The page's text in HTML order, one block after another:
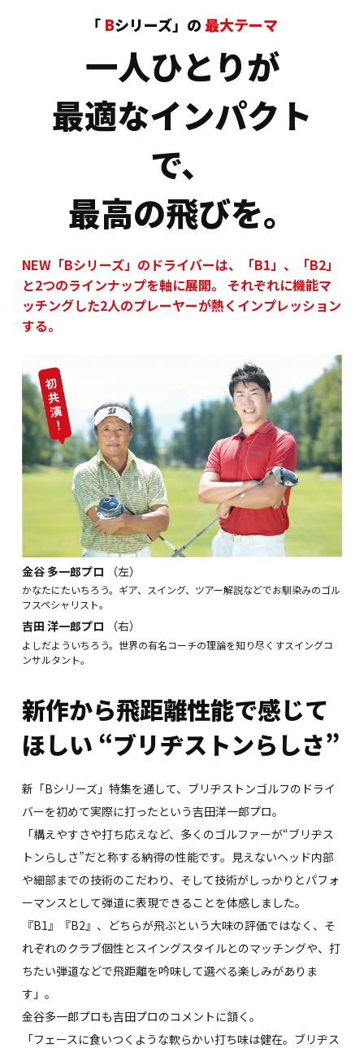
「 Bシリーズ」の最大テーマ
一人ひとりが
最適なインパクト
で、
最高の飛びを。
NEW「Bシリーズ」のドライバーは、「B1」、「B2」
と2つのラインナップを軸に展開。 それぞれに機能マ
ッチングした2人のプレーヤーが熱くインプレッション
する。
金谷 多一郎プロ （左）
かなたにたいちろう。ギア、スイング、ツアー解説などでお馴染みのゴル
フスペシャリスト。
吉田 洋一郎プロ （右）
よしだよういちろう。世界の有名コーチの理論を知り尽くすスイングコ
ンサルタント。
新作から飛距離性能で感じて
ほしい “ブリヂストンらしさ”
新「Bシリーズ」特集を通して、ブリヂストンゴルフのドライ
バーを初めて実際に打ったという吉田洋一郎プロ。
「構えやすさや打ち応えなど、多くのゴルファーが“ブリヂス
トンらしさ”だと称する納得の性能です。見えないヘッド内部
や細部までの技術のこだわり、そして技術がしっかりとパフォ
ーマンスとして弾道に表現できることを体感しました。
『B1』『B2』、どちらが飛ぶという大味の評価ではなく、そ
れぞれのクラブ個性とスイングスタイルとのマッチングや、打
ちたい弾道などで飛距離を吟味して選べる楽しみがありま
す」。
金谷多一郎プロも吉田プロのコメントに頷く。
「フェースに食いつくような軟らかい打ち味は健在。ブリヂス